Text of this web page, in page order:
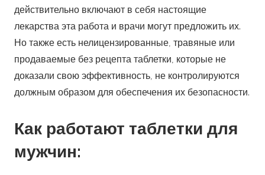
действительно включают в себя настоящие
лекарства эта работа и врачи могут предложить их.
Но также есть нелицензированные, травяные или
продаваемые без рецепта таблетки, которые не
доказали свою эффективность, не контролируются
должным образом для обеспечения их безопасности.
Как работают таблетки для
мужчин: